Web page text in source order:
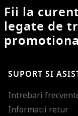
Fii la
legate de
SUPORT SI
Intrebari
Informatii retur